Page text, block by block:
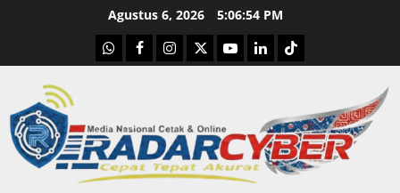
Agustus 6, 2026 5:06:55 PM
WhatsApp
Facebook
Instagram
X YoutubelinkedinTiktok